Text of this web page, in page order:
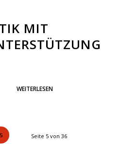
MIT
WEITERLESEN
Seite 5 von 36
5